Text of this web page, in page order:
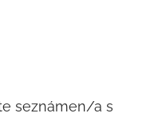
seznámen/a s